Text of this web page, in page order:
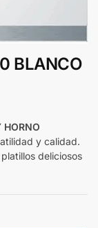
BLANCO
HORNO
y calidad.
deliciosos